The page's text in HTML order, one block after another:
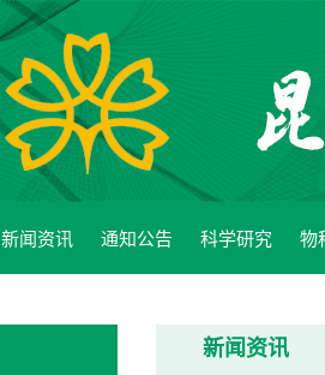
新闻资讯 通知公告 科学研究 物
新闻资讯